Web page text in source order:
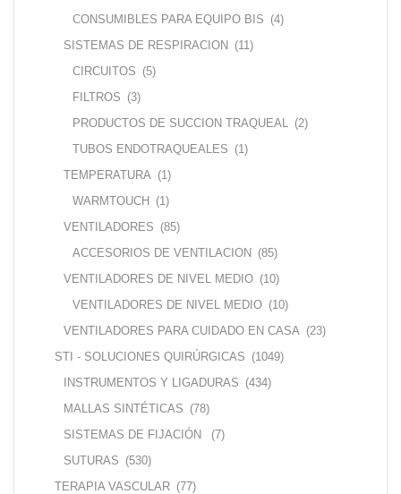
CONSUMIBLES PARA EQUIPO BIS (4)
SISTEMAS DE RESPIRACION (11)
CIRCUITOS (5)
FILTROS (3)
PRODUCTOS DE SUCCION TRAQUEAL
(2)
TUBOS ENDOTRAQUEALES (1)
TEMPERATURA (1)
WARMTOUCH (1)
VENTILADORES (85)
ACCESORIOS DE VENTILACION (85)
VENTILADORES DE NIVEL MEDIO (10)
VENTILADORES DE NIVEL MEDIO (10)
VENTILADORES PARA CUIDADO EN CASA (23)
STI - SOLUCIONES QUIRÚRGICAS (1049)
INSTRUMENTOS Y LIGADURAS (434)
MALLAS SINTÉTICAS (78)
SISTEMAS DE FIJACIÓN
(7)
SUTURAS (530)
TERAPIA VASCULAR (77)